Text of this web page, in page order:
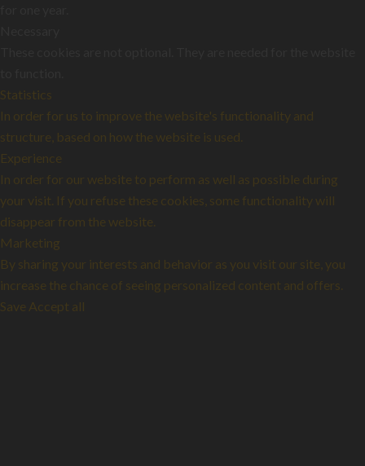
Statistics
In order for us to improve the website's functionality and
structure, based on how the website is used.
Experience
In order for our website to perform as well as possible during
your visit. If you refuse these cookies, some functionality will
disappear from the website.
Marketing
By sharing your interests and behavior as you visit our site, you
increase the chance of seeing personalized content and offers.
Save Accept all